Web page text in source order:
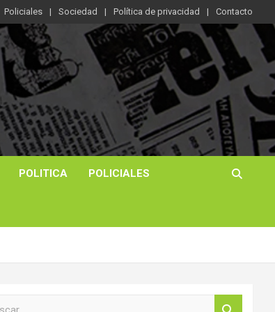
Policiales Sociedad Política de privacidad Contacto
POLITICA POLICIALES